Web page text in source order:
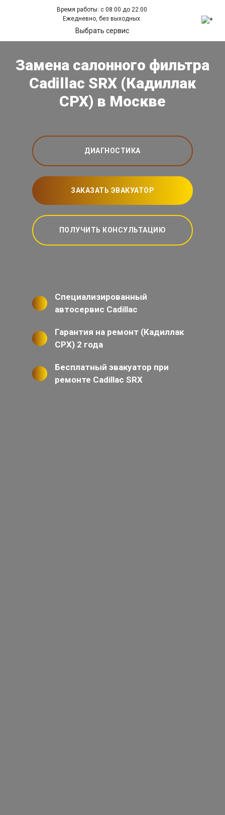
Время работы: с 08:00 до 22:00
Ежедневно, без выходных.
Выбрать сервис
Замена салонного фильтра
Cadillac SRX (Кадиллак
СРХ) в Москве
ДИАГНОСТИКА
ЗАКАЗАТЬ ЭВАКУАТОР
ПОЛУЧИТЬ КОНСУЛЬТАЦИЮ
Специализированный
автосервис Cadillac
Гарантия на ремонт (Кадиллак
СРХ) 2 года
Бесплатный эвакуатор при
ремонте Cadillac SRX